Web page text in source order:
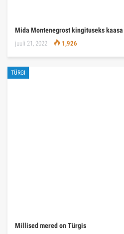
Mida Montenegrost kingituseks
juuli 21, 2022 1,926
TÜRGI
Millised mered on Türgis